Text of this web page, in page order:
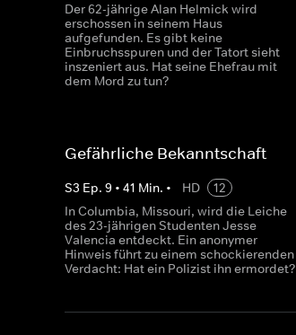
Der 62-jährige Alan Helmick wird
erschossen in seinem Haus
aufgefunden. Es gibt keine
Einbruchsspuren und der Tatort sieht
inszeniert aus. Hat seine Ehefrau mit
dem Mord zu tun?
Gefährliche Bekanntschaft
S3 Ep. 9 • 41 Min. • HD
12
In Columbia, Missouri, wird die Leiche
des 23-jährigen Studenten Jesse
Valencia entdeckt. Ein anonymer
Hinweis führt zu einem schockierenden
Verdacht: Hat ein Polizist ihn ermordet?